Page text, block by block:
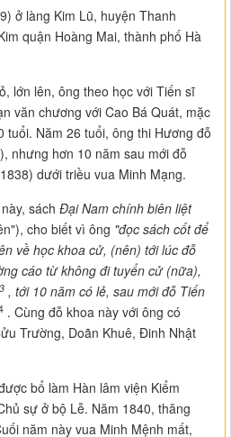
ở làng Kim Lũ, huyện Thanh
quận Hoàng Mai, thành phố Hà
lớn lên, ông theo học với Tiến sĩ
văn chương với Cao Bá Quát, mặc
tuổi. Năm 26 tuổi, ông thi Hương đỗ
nhưng hơn 10 năm sau mới đỗ
dưới triều vua Minh Mạng.
sách Đại Nam chính biên liệt
cho biết vì ông "đọc sách cốt để
về học khoa cử, (nên) tới lúc đỗ
cáo từ không đi tuyển cử (nữa),
3 , tới 10 năm có lẻ, sau mới đỗ Tiến
. Cùng đỗ khoa này với ông có
Trường, Doãn Khuê, Đinh Nhật
bổ làm Hàn lâm viện Kiểm
sự ở bộ Lễ. Năm 1840, thăng
năm này vua Minh Mệnh mất,